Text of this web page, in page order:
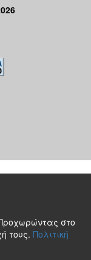
στο
τους. Πολιτική